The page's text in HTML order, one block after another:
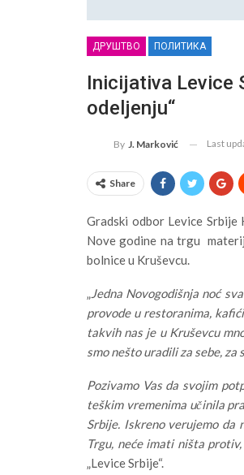
ДРУШТВО ПОЛИТИКА
Inicijativa Levice
odeljenju“
By J. Marković Last
Share
Gradski odbor Levice Srbije
Nove godine na trgu
bolnice u Kruševcu.
„Jedna Novogodišnja noć
provode u restoranima,
takvih nas je u Kruševcu
smo nešto uradili za sebe, za
Pozivamo Vas da svojim
teškim vremenima učinila
Srbije. Iskreno verujemo da
Trgu, neće imati ništa
„Levice Srbije“.